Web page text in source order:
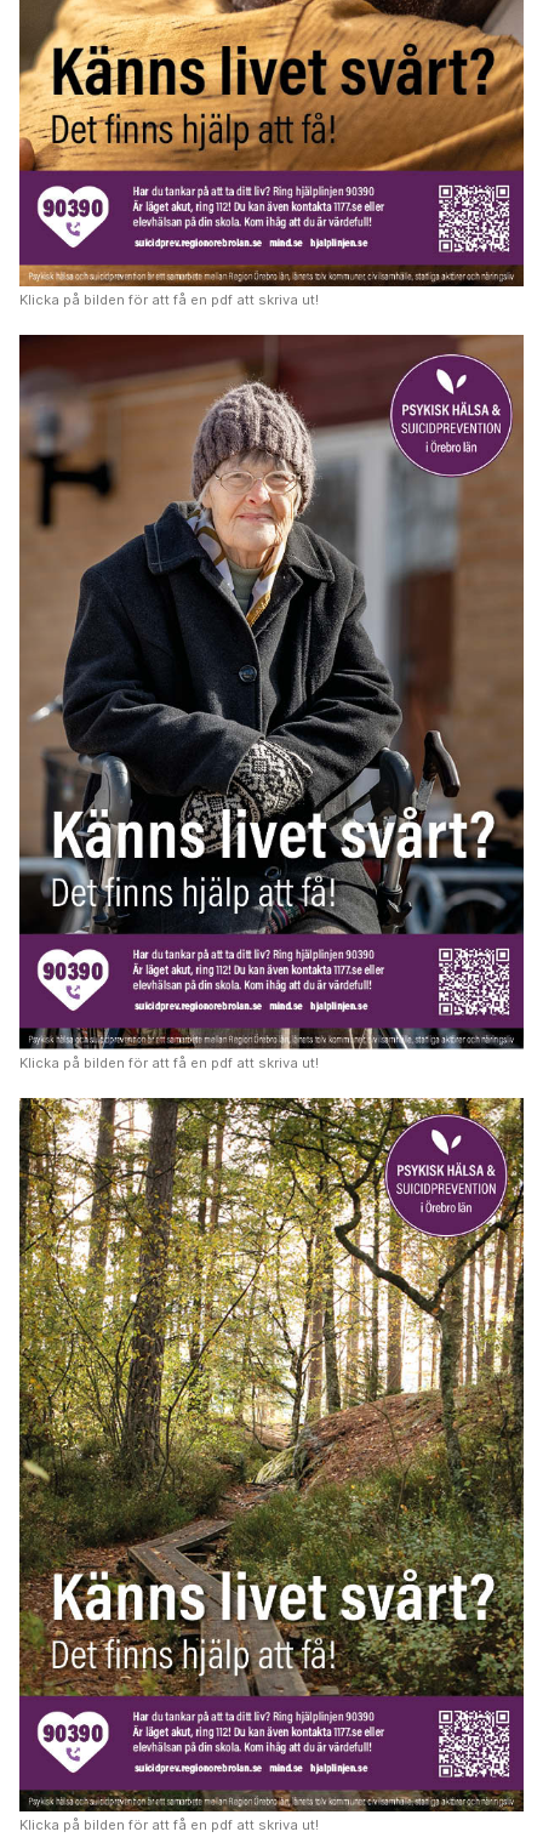
Klicka på bilden för att få en pdf att skriva ut!
Klicka på bilden för att få en pdf att skriva ut!
Klicka på bilden för att få en pdf att skriva ut!